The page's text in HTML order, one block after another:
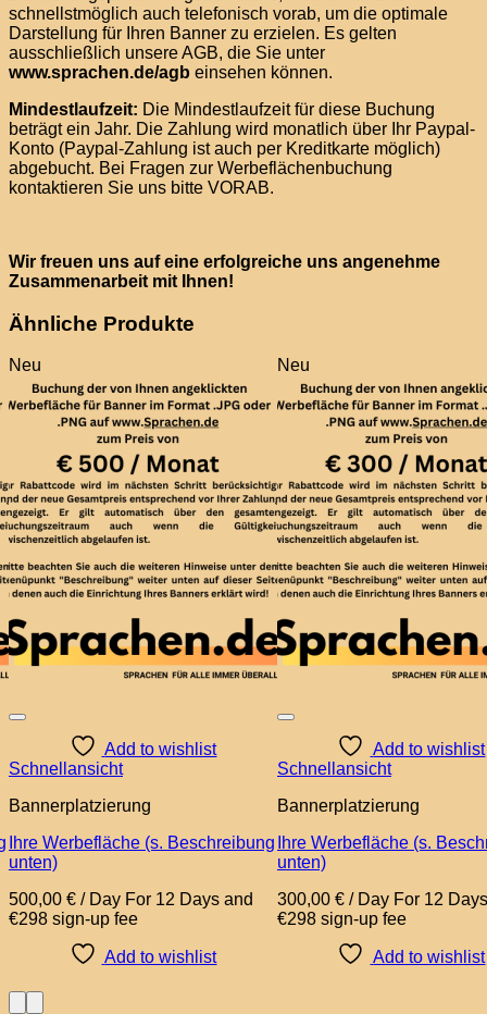
schnellstmöglich auch telefonisch vorab, um die optimale
Darstellung für Ihren Banner zu erzielen. Es gelten
ausschließlich unsere AGB, die Sie unter
www.sprachen.de/agb einsehen können.
Mindestlaufzeit: Die Mindestlaufzeit für diese Buchung
beträgt ein Jahr. Die Zahlung wird monatlich über Ihr Paypal-
Konto (Paypal-Zahlung ist auch per Kreditkarte möglich)
abgebucht. Bei Fragen zur Werbeflächenbuchung
kontaktieren Sie uns bitte VORAB.
Wir freuen uns auf eine erfolgreiche uns angenehme
Zusammenarbeit mit Ihnen!
Ähnliche Produkte
Neu
Add to wishlist
Schnellansicht
Bannerplatzierung
Ihre Werbefläche (s. Beschreibung
unten)
500,00 €/ Day For 12 Days and
€298 sign-up fee
Add to wishlist
Neu
Add to wishlist
Schnellansicht
Bannerplatzierung
Ihre Werbefläche (s.
unten)
300,00 €/ Day For 12
€298 sign-up fee
Add to wishlist